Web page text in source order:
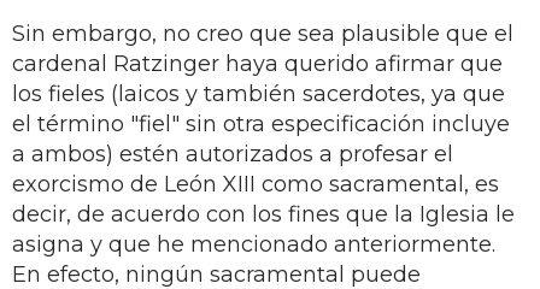
Sin embargo, no creo que sea plausible que el
cardenal Ratzinger haya querido afirmar que
los fieles (laicos y también sacerdotes, ya que
el término "fiel" sin otra especificación incluye
a ambos) estén autorizados a profesar el
exorcismo de León XIII como sacramental, es
decir, de acuerdo con los fines que la Iglesia le
asigna y que he mencionado anteriormente.
En efecto, ningún sacramental puede